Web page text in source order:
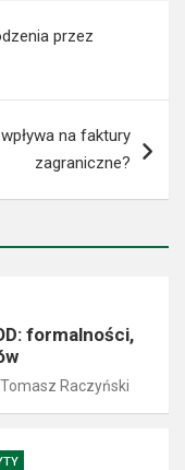
przez
na faktury
zagraniczne?
formalności,
Tomasz Raczyński